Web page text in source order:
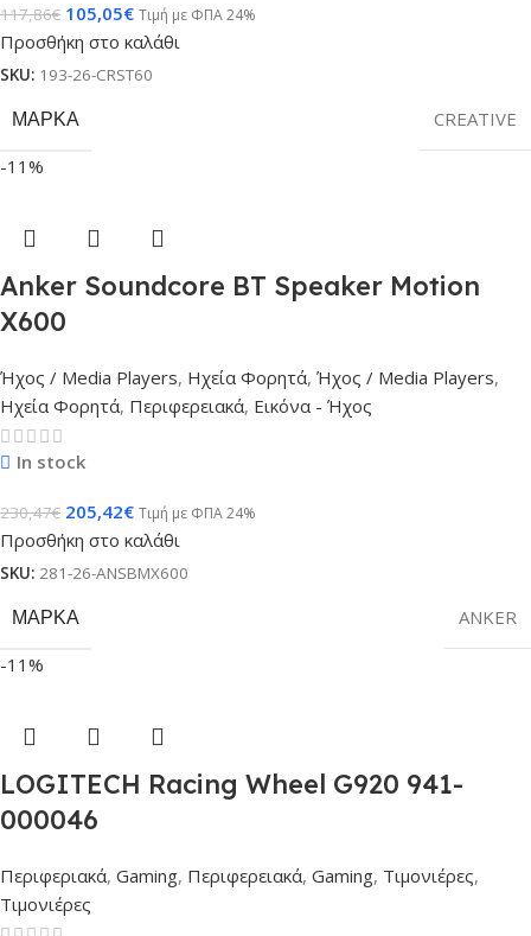
117,86€ 105,05€ Τιμή με ΦΠΑ 24%
Προσθήκη στο καλάθι
SKU: 193-26-CRST60
ΜΆΡΚΑ
CREATIVE
-11%
Anker Soundcore BT Speaker Motion
X600
Ήχος / Media Players, Ηχεία Φορητά, Ήχος / Media Players,
Ηχεία Φορητά, Περιφερειακά, Εικόνα - Ήχος
In stock
230,47€ 205,42€ Τιμή με ΦΠΑ 24%
Προσθήκη στο καλάθι
SKU: 281-26-ANSBMX600
ΜΆΡΚΑ
ANKER
-11%
LOGITECH Racing Wheel G920 941-
000046
Περιφεριακά, Gaming, Περιφερειακά, Gaming, Τιμονιέρες,
Τιμονιέρες